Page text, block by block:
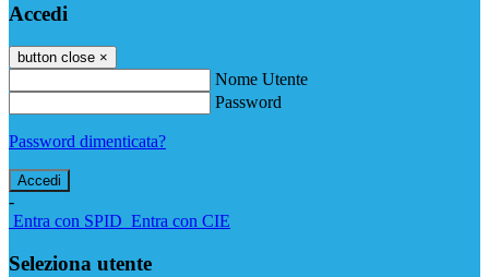
Accedi
button close ×
Nome Utente
Password
Password dimenticata?
-
Entra con SPID Entra con CIE
Seleziona utente